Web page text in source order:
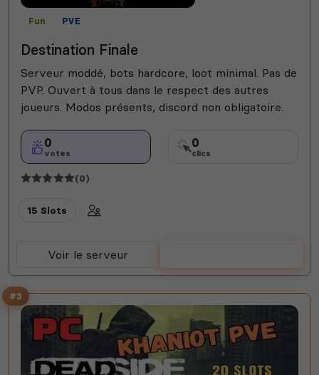
Fun PVE
Destination Finale
Serveur moddé, bots hardcore, loot minimal. Pas de
PVP. Ouvert à tous dans le respect des autres
joueurs. Modos présents, discord non obligatoire.
0
votes
0
clics
(0)
15 Slots
Voir le serveur
#3